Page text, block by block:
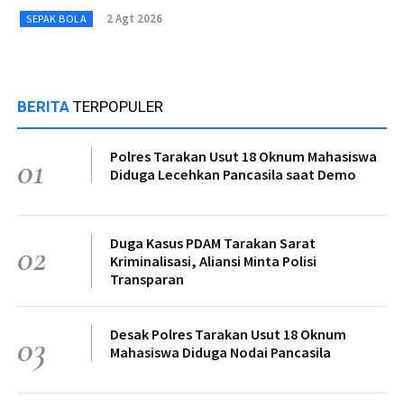
SEPAK BOLA 2 Agt 2026
BERITA TERPOPULER
01
Polres Tarakan Usut 18 Oknum Mahasiswa
Diduga Lecehkan Pancasila saat Demo
02
Duga Kasus PDAM Tarakan Sarat
Kriminalisasi, Aliansi Minta Polisi
Transparan
03
Desak Polres Tarakan Usut 18 Oknum
Mahasiswa Diduga Nodai Pancasila